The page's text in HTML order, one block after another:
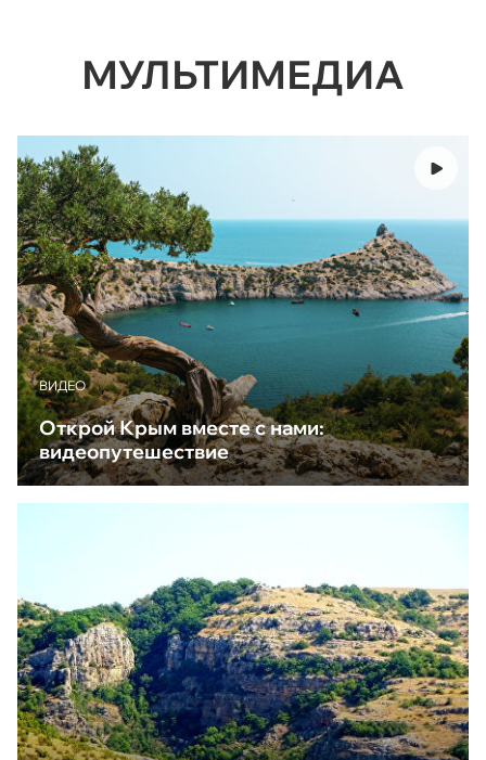
МУЛЬТИМЕДИА
ВИДЕО
Открой Крым вместе с нами:
видеопутешествие